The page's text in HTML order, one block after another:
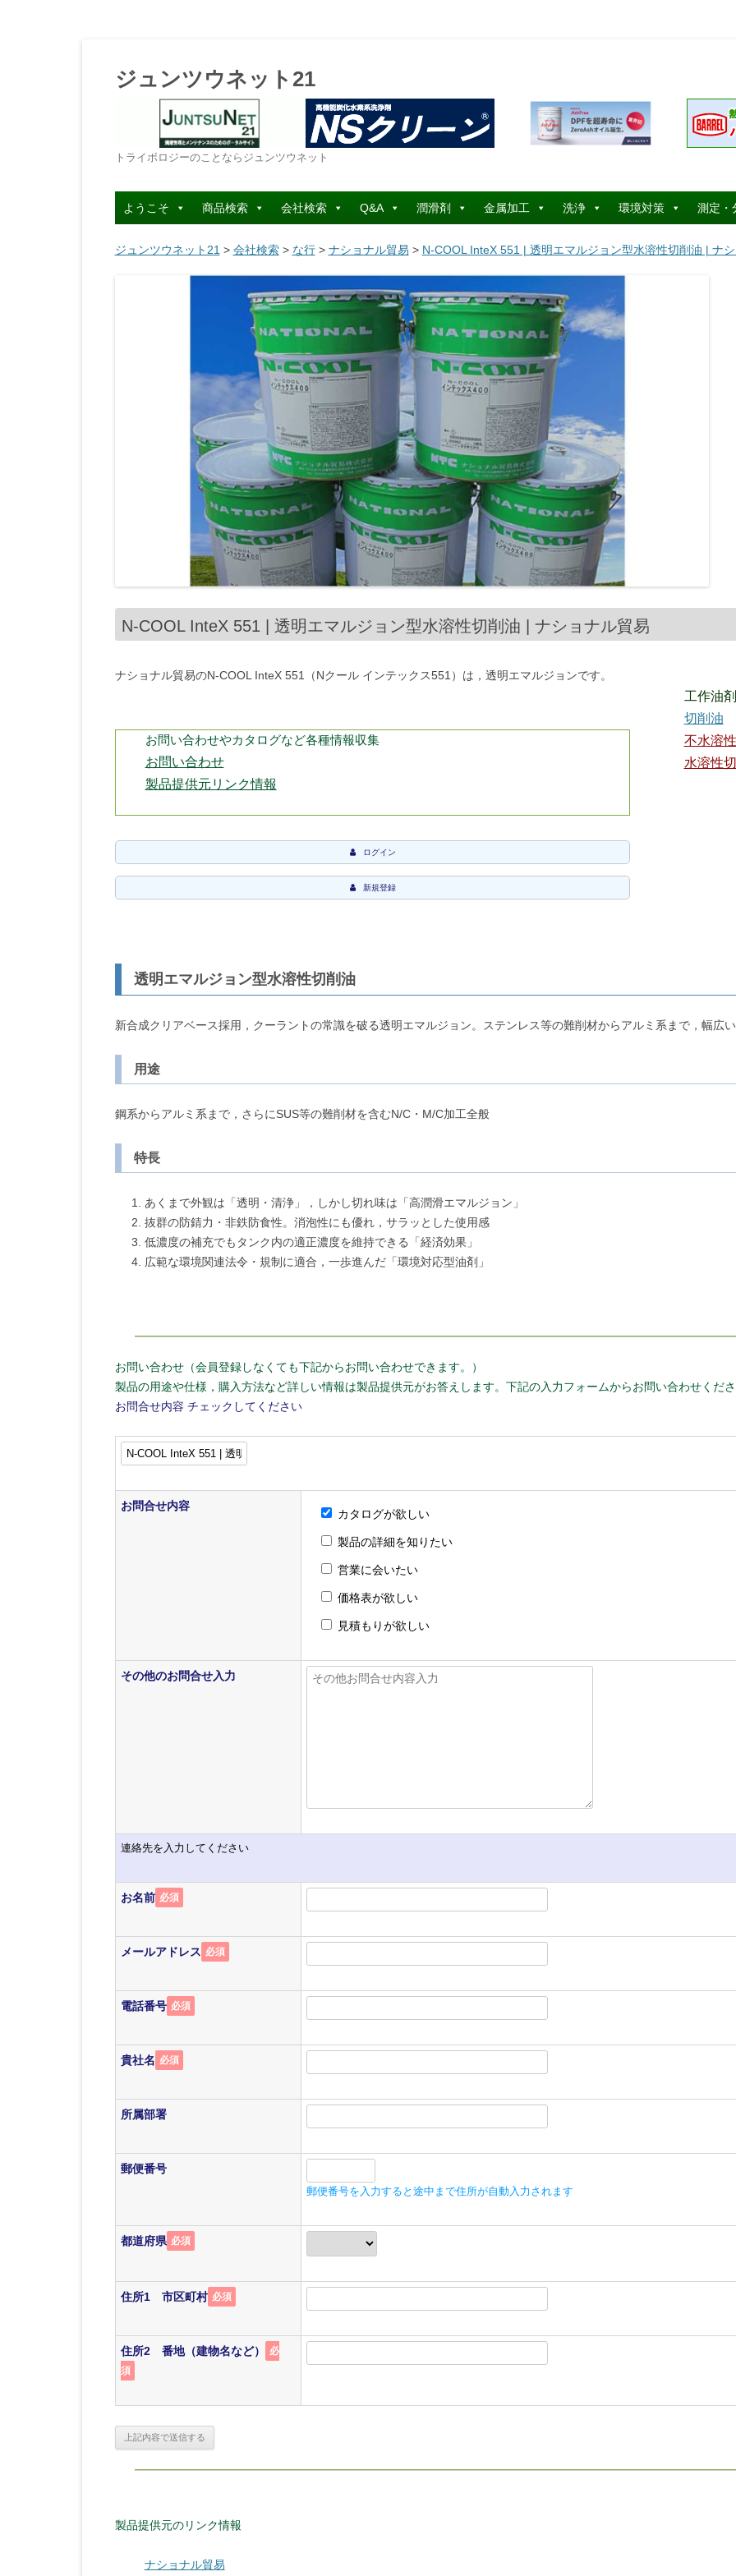
ジュンツウネット21
トライボロジーのことならジュンツウネット
コ
ン
テ
ン
へ
キ
プ
ようこそ 商品検索 会社検索 Q&A 潤滑剤 金属加工 洗浄 環境対策 測定・
ジュンツウネット21 > 会社検索> な行> ナショナル貿易 > N-COOL InteX 551 | 透明エマルジョン型水溶性切削油 | ナ
N-COOL InteX 551 | 透明エマルジョン型水溶性切削油 | ナショナル貿易
ナショナル貿易のN-COOL InteX 551（Nクール インテックス551）は，透明エマルジョンです。
お問い合わせやカタログなど各種情報収集
お問い合わせ
製品提供元リンク情報
ログイン
新規登録
工作油剤
切削油
不水溶
水溶性
透明エマルジョン型水溶性切削油
新合成クリアベース採用，クーラントの常識を破る透明エマルジョン。ステンレス等の難削材からアルミ系まで，幅広
用途
鋼系からアルミ系まで，さらにSUS等の難削材を含むN/C・M/C加工全般
特長
あくまで外観は「透明・清浄」，しかし切れ味は「高潤滑エマルジョン」
抜群の防錆力・非鉄防食性。消泡性にも優れ，サラッとした使用感
低濃度の補充でもタンク内の適正濃度を維持できる「経済効果」
広範な環境関連法令・規制に適合，一歩進んだ「環境対応型油剤」
お問い合わせ（会員登録しなくても下記からお問い合わせできます。）
製品の用途や仕様，購入方法など詳しい情報は製品提供元がお答えします。下記の入力フォームからお問い合わせくだ
お問合せ内容 チェックしてください
お問合せ内容
カタログが欲しい
製品の詳細を知りたい
営業に会いたい
価格表が欲しい
見積もりが欲しい
その他のお問合せ入力
連絡先を入力してください
お名前 必須
メールアドレス 必須
電話番号 必須
貴社名 必須
所属部署
郵便番号
郵便番号を入力すると途中まで住所が自動入力されます
都道府県 必須
住所1 市区町村 必須
住所2 番地（建物名など）
必
須
製品提供元のリンク情報
ナショナル貿易